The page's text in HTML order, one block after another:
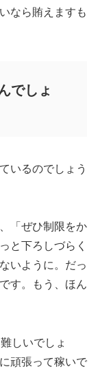
なら賄えますも
でしょ
いるのでしょう
「ぜひ制限をか
と下ろしづらく
いように。だっ
す。もう、ほん
しいでしょ
頑張って稼いで